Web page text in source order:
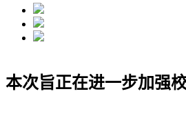
本次旨正在进一步加强